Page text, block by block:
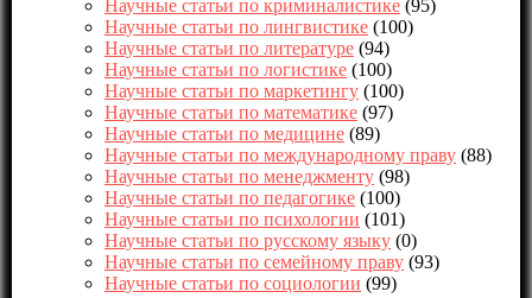
Научные статьи по криминалистике (95)
Научные статьи по лингвистике (100)
Научные статьи по литературе (94)
Научные статьи по логистике (100)
Научные статьи по маркетингу (100)
Научные статьи по математике (97)
Научные статьи по медицине (89)
Научные статьи по международному праву (88)
Научные статьи по менеджменту (98)
Научные статьи по педагогике (100)
Научные статьи по психологии (101)
Научные статьи по русскому языку (0)
Научные статьи по семейному праву (93)
Научные статьи по социологии (99)